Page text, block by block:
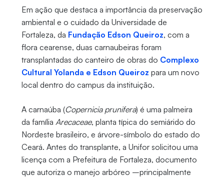
Em ação que destaca a importância da preservação
ambiental e o cuidado da Universidade de
Fortaleza, da Fundação Edson Queiroz, com a
flora cearense, duas carnaubeiras foram
transplantadas do canteiro de obras do Complexo
Cultural Yolanda e Edson Queiroz para um novo
local dentro do campus da instituição.
A carnaúba (Copernicia prunifera) é uma palmeira
da família Arecaceae, planta típica do semiárido do
Nordeste brasileiro, e árvore-símbolo do estado do
Ceará. Antes do transplante, a Unifor solicitou uma
licença com a Prefeitura de Fortaleza, documento
que autoriza o manejo arbóreo –principalmente